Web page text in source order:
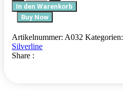
In den Warenkorb
Buy Now
Artikelnummer: A032 Kategorien:
Silverline
Share :